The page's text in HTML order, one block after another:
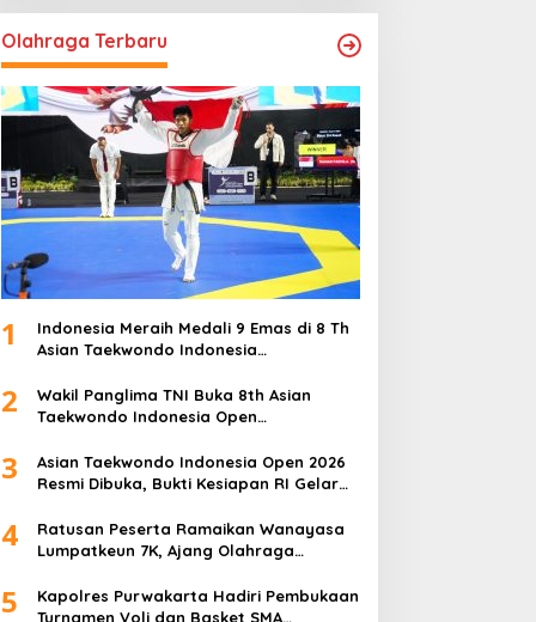
Olahraga Terbaru
1
Indonesia Meraih Medali 9 Emas di 8 Th
Asian Taekwondo Indonesia
2
Wakil Panglima TNI Buka 8th Asian
Taekwondo Indonesia Open
3
Asian Taekwondo Indonesia Open 2026
Resmi Dibuka, Bukti Kesiapan RI Gelar
4
Ratusan Peserta Ramaikan Wanayasa
Lumpatkeun 7K, Ajang Olahraga
5
Kapolres Purwakarta Hadiri Pembukaan
Turnamen Voli dan Basket SMA